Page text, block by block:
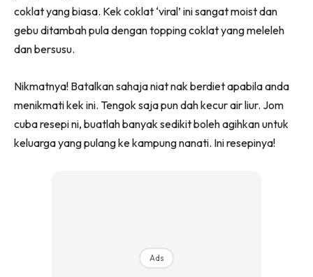
coklat yang biasa. Kek coklat ‘viral’ ini sangat moist dan
gebu ditambah pula dengan topping coklat yang meleleh
dan bersusu.
Nikmatnya! Batalkan sahaja niat nak berdiet apabila anda
menikmati kek ini. Tengok saja pun dah kecur air liur. Jom
cuba resepi ni, buatlah banyak sedikit boleh agihkan untuk
keluarga yang pulang ke kampung nanati. Ini resepinya!
Ads